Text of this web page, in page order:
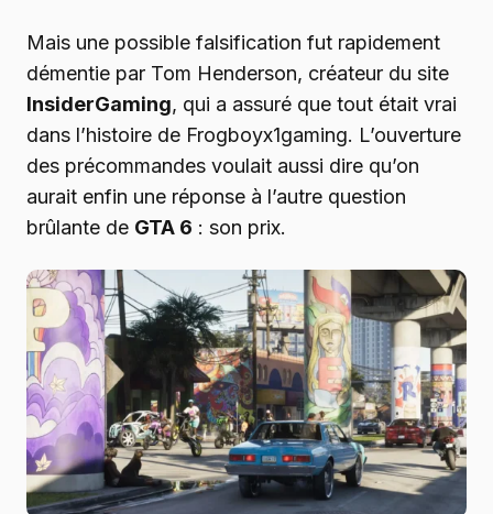
Mais une possible falsification fut rapidement
démentie par Tom Henderson, créateur du site
InsiderGaming, qui a assuré que tout était vrai
dans l’histoire de Frogboyx1gaming. L’ouverture
des précommandes voulait aussi dire qu’on
aurait enfin une réponse à l’autre question
brûlante de GTA 6 : son prix.